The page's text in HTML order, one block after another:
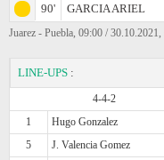
90'
GARCIA ARIEL
Juаrez - Puebla, 09:00 /
LINE-UPS :
4-4-2
1
Hugo Gonzalez
5
J. Valencia Gomez